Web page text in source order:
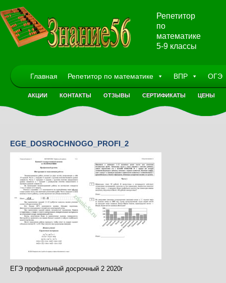
Репетитор
по
математике
5-9 классы
Главная Репетитор по математике ВПР ОГЭ
АКЦИИ КОНТАКТЫ ОТЗЫВЫ СЕРТИФИКАТЫ ЦЕНЫ
EGE_DOSROCHNOGO_PROFI_2
ЕГЭ профильный досрочный 2 2020г